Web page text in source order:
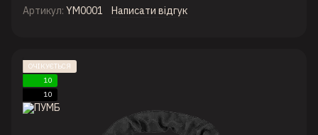
Артикул: YM0001 Написати відгук
ОЧІКУЄТЬСЯ
10
10